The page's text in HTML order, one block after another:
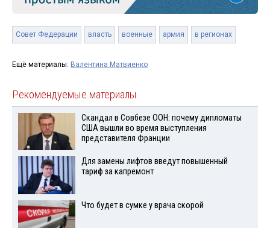
Совет Федерации власть военные армия в регионах
Ещё материалы: Валентина Матвиенко
Рекомендуемые материалы
Скандал в Совбезе ООН: почему дипломаты
США вышли во время выступления
представителя Франции
Для замены лифтов введут повышенный
тариф за капремонт
Что будет в сумке у врача скорой